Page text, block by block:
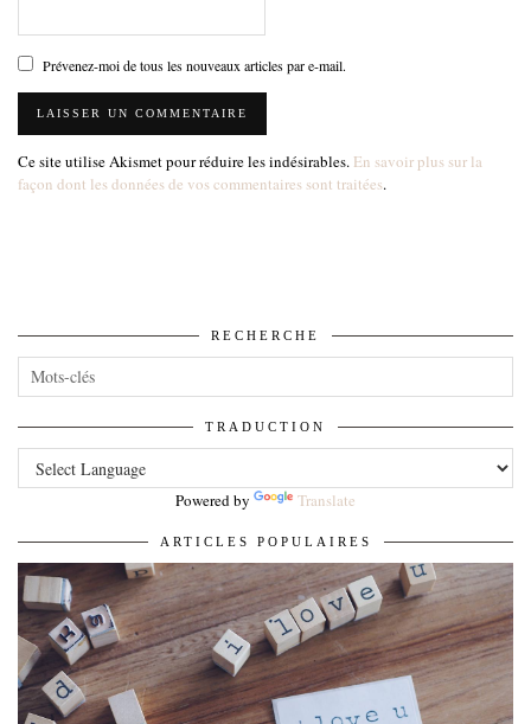
Prévenez-moi de tous les nouveaux articles par e-mail.
Ce site utilise Akismet pour réduire les indésirables. En savoir plus sur la
façon dont les données de vos commentaires sont traitées.
RECHERCHE
TRADUCTION
Powered by Translate
ARTICLES POPULAIRES